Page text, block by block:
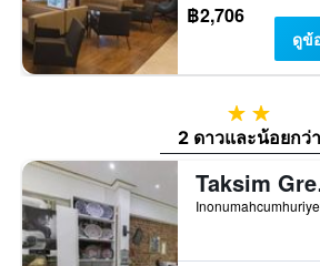
฿2,706
ดูข้
2 ดาว
2 ดาวและน้อยกว่า